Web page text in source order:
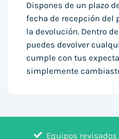
Dispones de un plazo
fecha de recepción del
la devolución. Dentro
puedes devolver
cumple con tus
simplemente
Equipos revisados